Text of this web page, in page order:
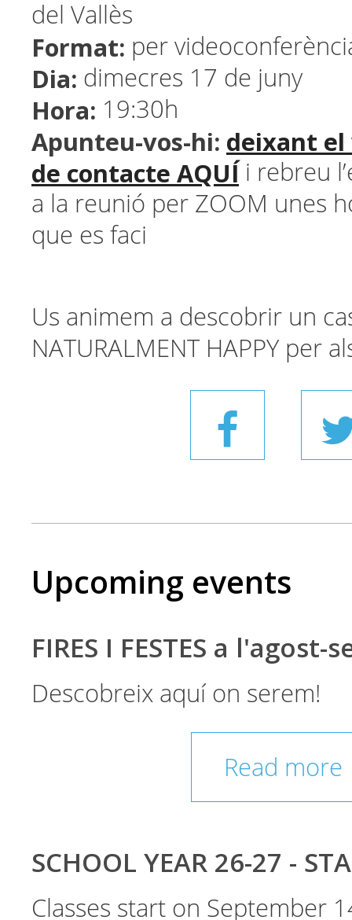
del Vallès
Format: per
Dia: dimecres 17 de juny
Hora: 19:30h
Apunteu-vos-hi: deixant
de contacte AQUÍ i rebreu
a la reunió per ZOOM unes
que es faci
Us animem a descobrir un
NATURALMENT HAPPY per
Upcoming events
FIRES I FESTES a l'agost-
Descobreix aquí on serem!
Read more
SCHOOL YEAR 26-27 -
Classes start on September